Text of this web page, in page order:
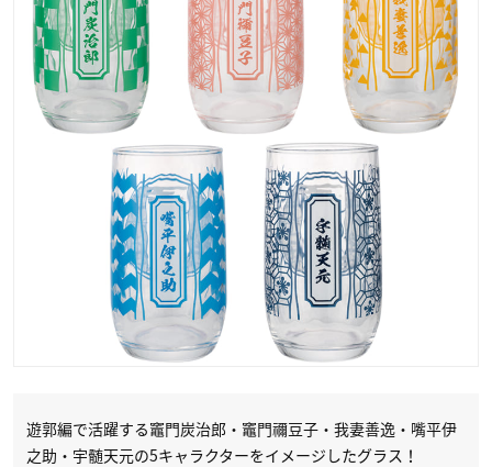
遊郭編で活躍する竈門炭治郎・竈門禰豆子・我妻善逸・嘴平伊
之助・宇髄天元の5キャラクターをイメージしたグラス！